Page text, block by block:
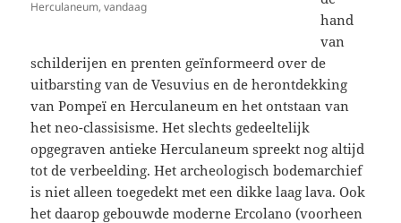
Herculaneum, vandaag
hand
van
schilderijen en prenten geïnformeerd over de
uitbarsting van de Vesuvius en de herontdekking
van Pompeï en Herculaneum en het ontstaan van
het neo-classisisme. Het slechts gedeeltelijk
opgegraven antieke Herculaneum spreekt nog altijd
tot de verbeelding. Het archeologisch bodemarchief
is niet alleen toegedekt met een dikke laag lava. Ook
het daarop gebouwde moderne Ercolano (voorheen